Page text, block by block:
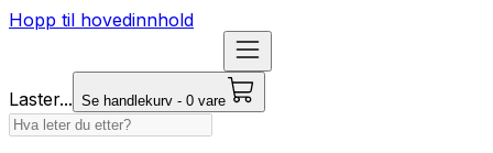
Hopp til hovedinnhold
Laster... Se handlekurv - 0 vare